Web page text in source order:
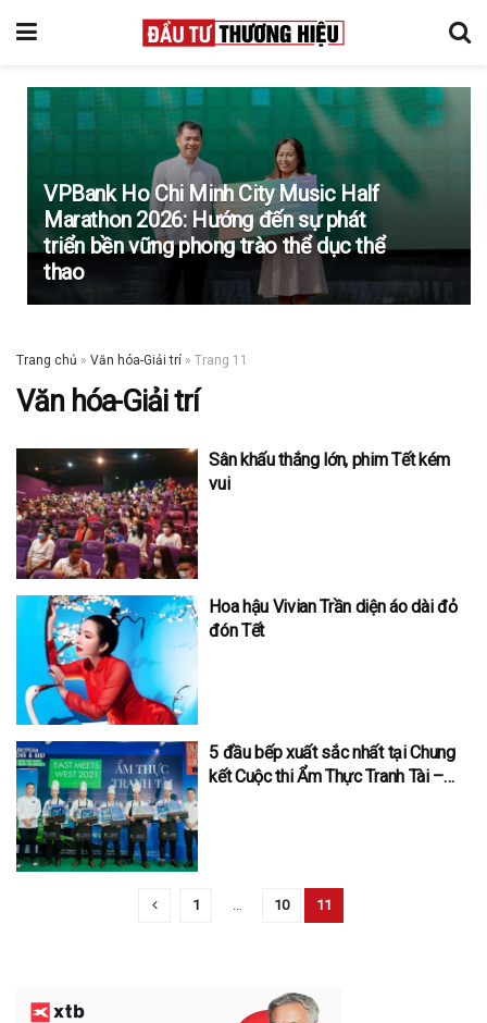
VPBank Ho Chi Minh City Music Half
Marathon 2026: Hướng đến sự phát
triển bền vững phong trào thể dục thể
thao
Trang chủ » Văn hóa-Giải trí » Trang 11
Văn hóa-Giải trí
Sân khấu thắng lớn, phim Tết kém
vui
Hoa hậu Vivian Trần diện áo dài đỏ
đón Tết
5 đầu bếp xuất sắc nhất tại Chung
kết Cuộc thi Ẩm Thực Tranh Tài –
1 10 11